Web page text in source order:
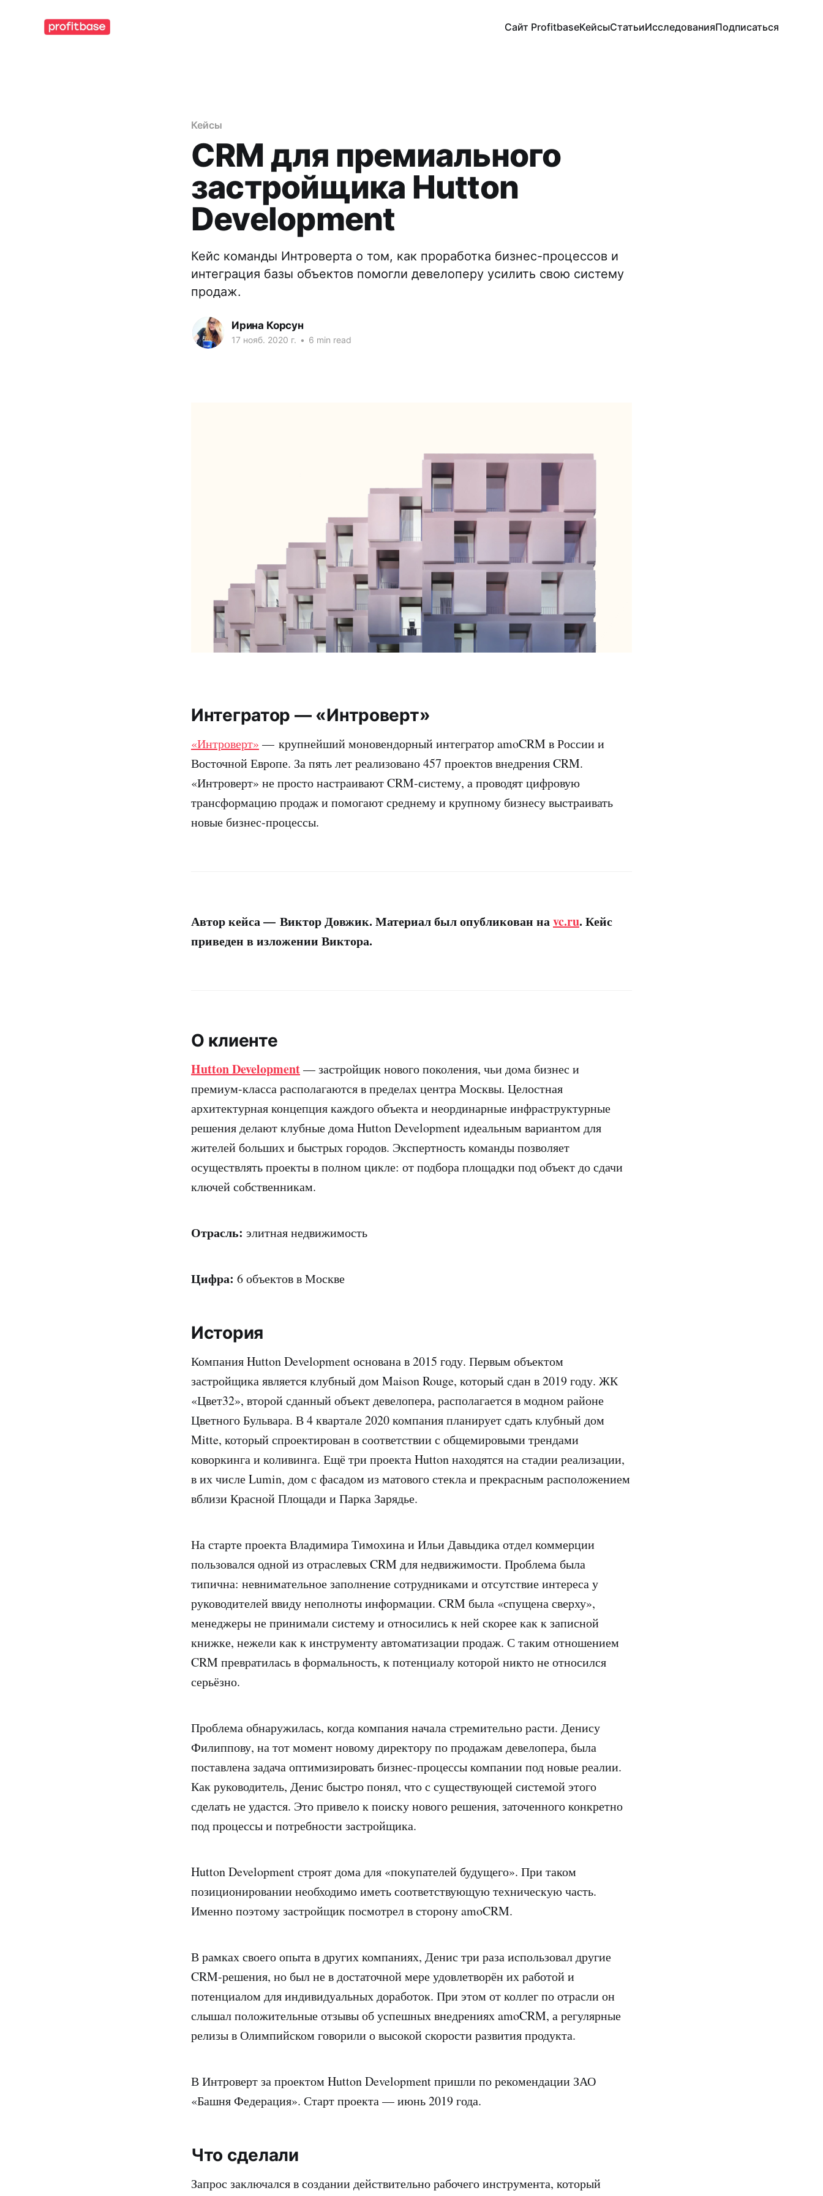
Сайт ProfitbaseКейсыСтатьиИсследованияПодписаться
Кейсы
CRM для премиального
застройщика Hutton
Development
Кейс команды Интроверта о том, как проработка бизнес-процессов и
интеграция базы объектов помогли девелоперу усилить свою систему
продаж.
Ирина Корсун
17 нояб. 2020 г. • 6 min read
Интегратор — «Интроверт»
«Интроверт» — крупнейший моновендорный интегратор amoCRM в России и
Восточной Европе. За пять лет реализовано 457 проектов внедрения CRM.
«Интроверт» не просто настраивают CRM-систему, а проводят цифровую
трансформацию продаж и помогают среднему и крупному бизнесу выстраивать
новые бизнес-процессы.
Автор кейса — Виктор Довжик. Материал был опубликован наvc.ru. Кейс
приведен в изложении Виктора.
О клиенте
Hutton Development— застройщик нового поколения, чьи дома бизнес и
премиум-класса располагаются в пределах центра Москвы. Целостная
архитектурная концепция каждого объекта и неординарные инфраструктурные
решения делают клубные дома Hutton Development идеальным вариантом для
жителей больших и быстрых городов. Экспертность команды позволяет
осуществлять проекты в полном цикле: от подбора площадки под объект до сдачи
ключей собственникам.
Отрасль: элитная недвижимость
Цифра: 6 объектов в Москве
История
Компания Hutton Development основана в 2015 году. Первым объектом
застройщика является клубный дом Maison Rouge, который сдан в 2019 году. ЖК
«Цвет32», второй сданный объект девелопера, располагается в модном районе
Цветного Бульвара. В 4 квартале 2020 компания планирует сдать клубный дом
Mitte, который спроектирован в соответствии с общемировыми трендами
коворкинга и коливинга. Ещё три проекта Hutton находятся на стадии реализации,
в их числе Lumin, дом с фасадом из матового стекла и прекрасным расположением
вблизи Красной Площади и Парка Зарядье.
На старте проекта Владимира Тимохина и Ильи Давыдика отдел коммерции
пользовался одной из отраслевых CRM для недвижимости. Проблема была
типична: невнимательное заполнение сотрудниками и отсутствие интереса у
руководителей ввиду неполноты информации. CRM была «спущена сверху»,
менеджеры не принимали систему и относились к ней скорее как к записной
книжке, нежели как к инструменту автоматизации продаж. С таким отношением
CRM превратилась в формальность, к потенциалу которой никто не относился
серьёзно.
Проблема обнаружилась, когда компания начала стремительно расти. Денису
Филиппову, на тот момент новому директору по продажам девелопера, была
поставлена задача оптимизировать бизнес-процессы компании под новые реалии.
Как руководитель, Денис быстро понял, что с существующей системой этого
сделать не удастся. Это привело к поиску нового решения, заточенного конкретно
под процессы и потребности застройщика.
Hutton Development строят дома для «покупателей будущего». При таком
позиционировании необходимо иметь соответствующую техническую часть.
Именно поэтому застройщик посмотрел в сторону amoCRM.
В рамках своего опыта в других компаниях, Денис три раза использовал другие
CRM-решения, но был не в достаточной мере удовлетворён их работой и
потенциалом для индивидуальных доработок. При этом от коллег по отрасли он
слышал положительные отзывы об успешных внедрениях amoCRM, а регулярные
релизы в Олимпийском говорили о высокой скорости развития продукта.
В Интроверт за проектом Hutton Development пришли по рекомендации ЗАО
«Башня Федерация». Старт проекта — июнь 2019 года.
Что сделали
Запрос заключался в создании действительно рабочего инструмента, который